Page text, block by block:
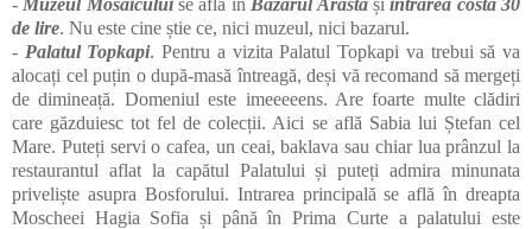
de lire. Nu este cine știe ce, nici muzeul, nici bazarul.
- Palatul Topkapi. Pentru a vizita Palatul Topkapi va trebui să va
alocați cel puțin o după-masă întreagă, deși vă recomand să mergeți
de dimineață. Domeniul este imeeeeens. Are foarte multe clădiri
care găzduiesc tot fel de colecții. Aici se află Sabia lui Ștefan cel
Mare. Puteți servi o cafea, un ceai, baklava sau chiar lua prânzul la
restaurantul aflat la capătul Palatului și puteți admira minunata
priveliște asupra Bosforului. Intrarea principală se află în dreapta
Moscheei Hagia Sofia și până în Prima Curte a palatului este